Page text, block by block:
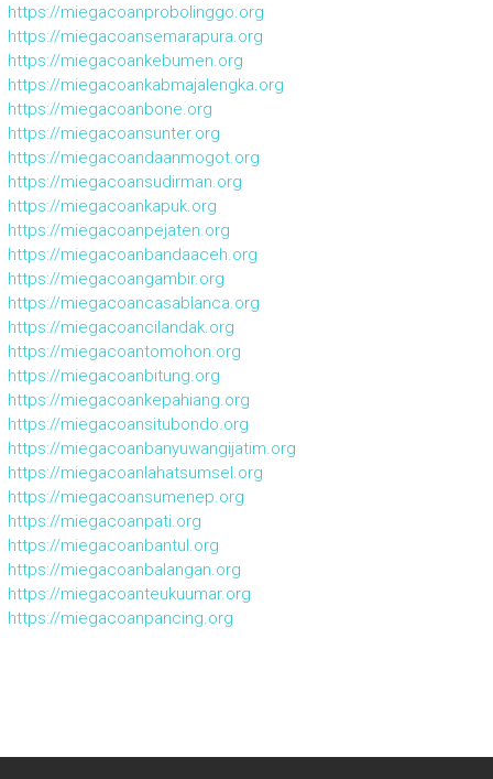
https://miegacoanprobolinggo.org
https://miegacoansemarapura.org
https://miegacoankebumen.org
https://miegacoankabmajalengka.org
https://miegacoanbone.org
https://miegacoansunter.org
https://miegacoandaanmogot.org
https://miegacoansudirman.org
https://miegacoankapuk.org
https://miegacoanpejaten.org
https://miegacoanbandaaceh.org
https://miegacoangambir.org
https://miegacoancasablanca.org
https://miegacoancilandak.org
https://miegacoantomohon.org
https://miegacoanbitung.org
https://miegacoankepahiang.org
https://miegacoansitubondo.org
https://miegacoanbanyuwangijatim.org
https://miegacoanlahatsumsel.org
https://miegacoansumenep.org
https://miegacoanpati.org
https://miegacoanbantul.org
https://miegacoanbalangan.org
https://miegacoanteukuumar.org
https://miegacoanpancing.org